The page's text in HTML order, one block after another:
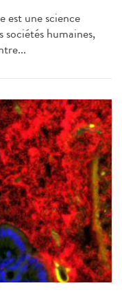
est une science
sociétés humaines,